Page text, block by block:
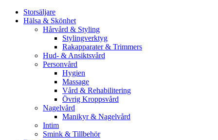
Storsäljare
Hälsa & Skönhet
Hårvård & Styling
Stylingverktyg
Rakapparater & Trimmers
Hud- & Ansiktsvård
Personvård
Hygien
Massage
Vård & Rehabilitering
Övrig Kroppsvård
Nagelvård
Manikyr & Nagelvård
Intim
Smink & Tillbehör